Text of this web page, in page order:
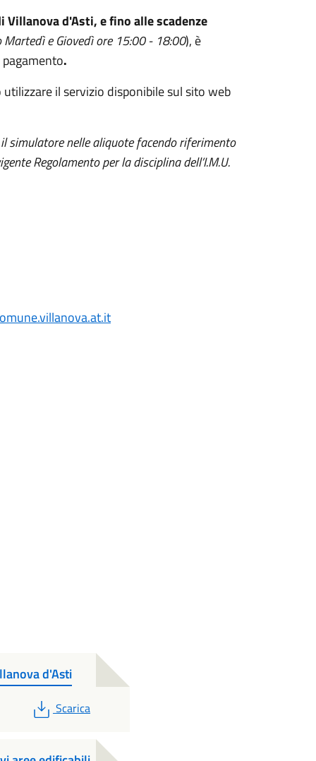
d'Asti, e fino alle scadenze
e Giovedì ore 15:00 - 18:00), è
.
il servizio disponibile sul sito web
simulatore nelle aliquote facendo riferimento
Regolamento per la disciplina dell’I.M.U.
d'Asti
PDF
Scarica